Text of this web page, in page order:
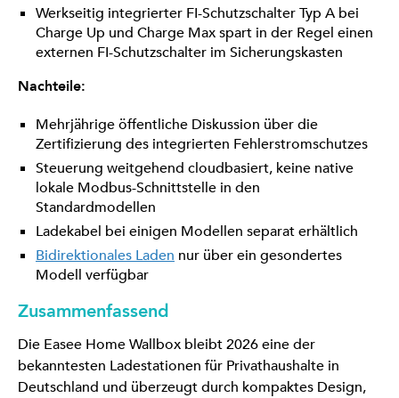
Werkseitig integrierter FI-Schutzschalter Typ A bei
Charge Up und Charge Max spart in der Regel einen
externen FI-Schutzschalter im Sicherungskasten
Nachteile:
Mehrjährige öffentliche Diskussion über die
Zertifizierung des integrierten Fehlerstromschutzes
Steuerung weitgehend cloudbasiert, keine native
lokale Modbus-Schnittstelle in den
Standardmodellen
Ladekabel bei einigen Modellen separat erhältlich
Bidirektionales Laden nur über ein gesondertes
Modell verfügbar
Zusammenfassend
Die Easee Home Wallbox bleibt 2026 eine der
bekanntesten Ladestationen für Privathaushalte in
Deutschland und überzeugt durch kompaktes Design,